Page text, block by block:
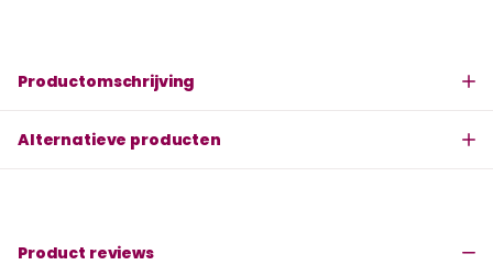
Productomschrijving
Alternatieve producten
Product reviews